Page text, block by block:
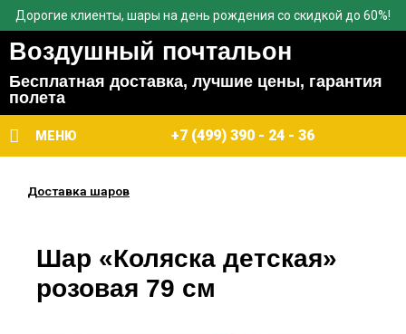
Дорогие клиенты, шары на день рождения со скидкой до 60%!
Воздушный почтальон
Бесплатная доставка, лучшие цены, гарантия
полета
МЕНЮ +7 (499) 390 - 24 - 36
Доставка шаров
Шар «Коляска детская»
розовая 79 см